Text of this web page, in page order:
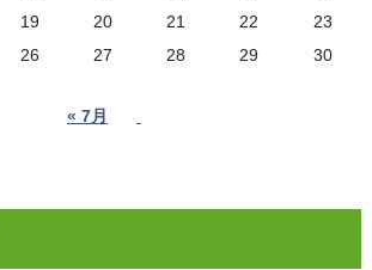
19 20 21 22
23
26 27 28 29
30
« 7月